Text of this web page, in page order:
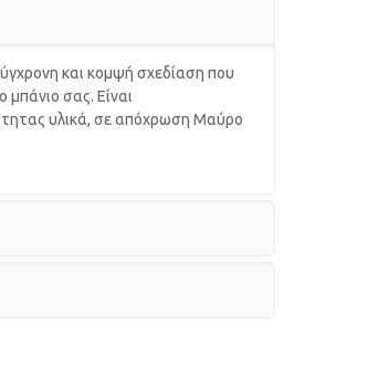
και κομψή σχεδίαση που
μπάνιο σας. Είναι
υλικά, σε απόχρωση Μαύρο